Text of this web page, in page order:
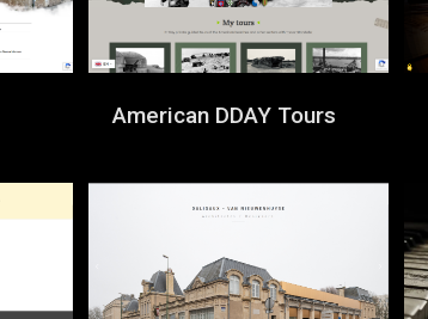
American DDAY Tours